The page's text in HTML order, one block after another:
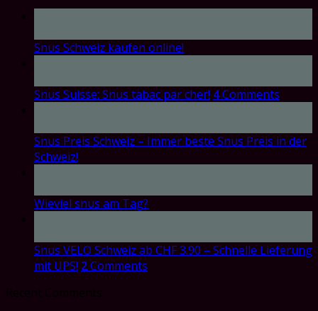
Snus Schweiz kaufen online!
Snus Suisse: Snus tabac par cher! 4Comments
Snus Preis Schweiz – Immer beste Snus Preis in der
Schweiz!
Wieviel snus am Tag?
Snus VELO Schweiz ab CHF 3.90 – Schnelle Lieferung
mit UPS! 2Comments